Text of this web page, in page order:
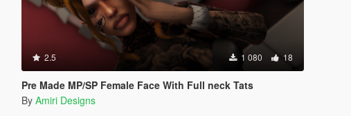
2.5 1 080 18
Pre Made MP/SP Female Face With Full neck Tats
By Amiri Designs